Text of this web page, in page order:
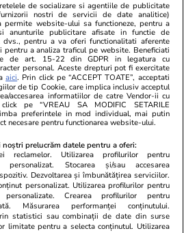
Nu îi știu familia".
Gina Matache a
cu ginerele ei,
Unica.ro
Nu și ei! S-au
căsnicie! Cei doi
secret. Nimeni
motiv al
Toate drepturile rezervate
de socializare si agentiile de publicitate
nostri de servicii de date analitice)
permite website-ului sa functioneze, pentru a
anunturile publicitare afisate in functie de
dvs., pentru a va oferi functionalitati aferente
pentru a analiza traficul pe website. Beneficiati
de art. 15-22 din GDPR in legatura cu
personal. Aceste drepturi pot fi exercitate
aici. Prin click pe “ACCEPT TOATE”, acceptati
de tip Cookie, care implica inclusiv acceptul
accesarea informatiilor de catre Vendor-ii cu
pe “VREAU SA MODIFIC SETARILE
preferintele in mod individual, mai putin
necesare pentru functionarea website-ului.
prelucrăm datele pentru a oferi:
reclamelor. Utilizarea profilurilor pentru
personalizat. Stocarea și/sau accesarea
Dezvoltarea și îmbunătățirea serviciilor.
personalizat. Utilizarea profilurilor pentru
Crearea profilurilor pentru
Măsurarea performanței conținutului.
statistici sau combinații de date din surse
limitate pentru a selecta conținutul. Utilizarea